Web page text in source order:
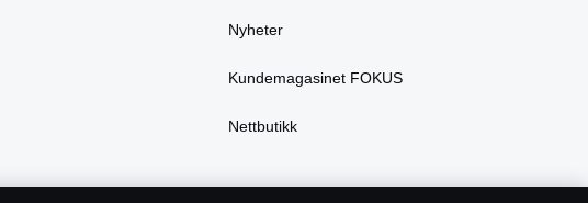
Nyheter
Kundemagasinet FOKUS
Nettbutikk